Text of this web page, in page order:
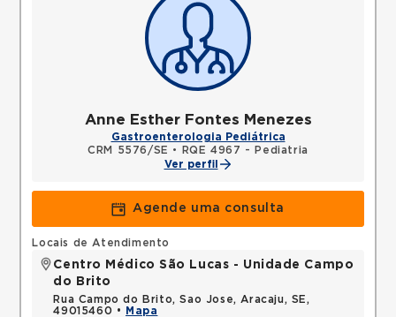
Anne Esther Fontes Menezes
Gastroenterologia Pediátrica
CRM 5576/SE •
RQE 4967 - Pediatria
Ver perfil
Agende uma consulta
Locais de Atendimento
Centro Médico São Lucas - Unidade Campo
do Brito
Rua Campo do Brito, Sao Jose, Aracaju, SE,
49015460 •
Mapa